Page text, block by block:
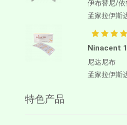
伊布替尼/依
孟家拉伊斯
Ninacent
尼达尼布
孟家拉伊斯
特色产品